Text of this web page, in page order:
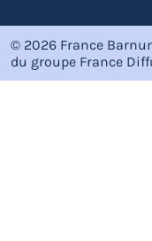
© 2026 France
du groupe France